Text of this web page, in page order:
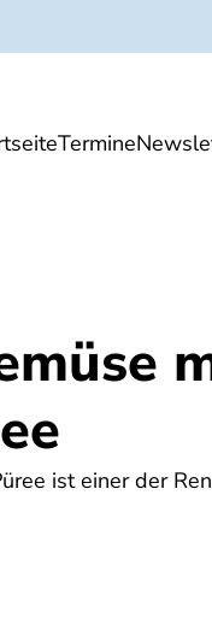
Termine
Angebote
ist einer der